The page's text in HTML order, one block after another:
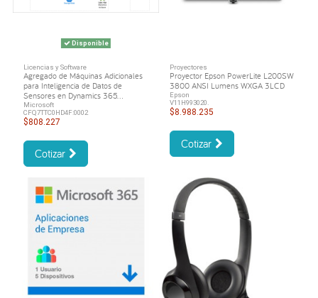
Disponible
Licencias y Software
Agregado de Máquinas Adicionales
para Inteligencia de Datos de
Sensores en Dynamics 365...
Microsoft
CFQ7TTC0HD4F:0002
$808.227
Cotizar
Proyectores
Proyector Epson PowerLite L200SW
3800 ANSI Lumens WXGA 3LCD
Epson
V11H993020.
$8.988.235
Cotizar